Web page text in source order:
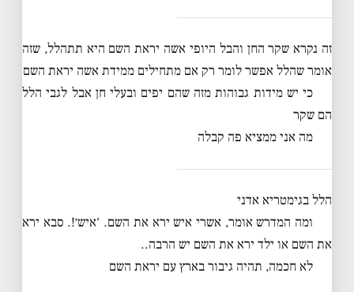
זה נקרא שקר החן והבל היופי אשה יראת השם היא תתהלל, שזה
אומר שהלל אפשר לומר רק אם מתחילים ממידת אשה יראת השם
כי יש מידות גבוהות מזה שהם יפים ובעלי חן אבל לגבי הלל
הם שקר
מה אני ממציא פה קבלה
הלל בגימטריא אדני
ומה המדרש אומר, אשרי איש ירא את השם. ‘איש׳!. סבא ירא
את השם או ילד ירא את השם יש הרבה..
לא חכמה, תהיה גיבור בארץ עם יראת השם